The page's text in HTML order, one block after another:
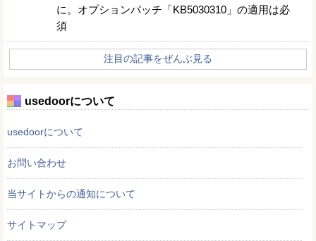
に。オプションパッチ「KB5030310」の適用は必
須
注目の記事をぜんぶ見る
usedoorについて
usedoorについて
お問い合わせ
当サイトからの通知について
サイトマップ